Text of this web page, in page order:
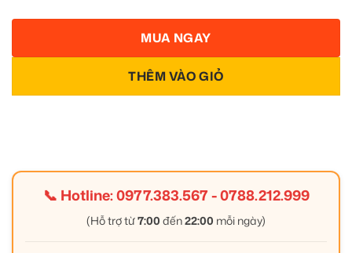
THÊM VÀO GIỎ
MUA NGAY
📞 Hotline:0977.383.567-0788.212.999
(Hỗ trợ từ7:00 đến22:00 mỗi ngày)